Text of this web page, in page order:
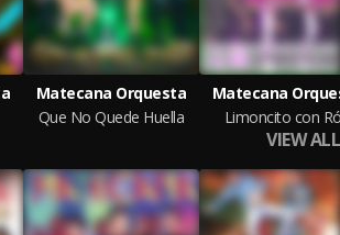
Matecana Orquesta
Que No Quede Huella
Matecana
Limoncito con
VIEW ALL